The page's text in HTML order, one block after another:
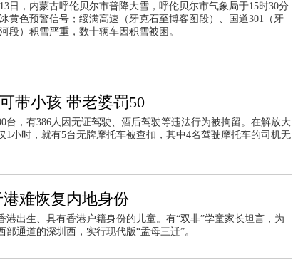
日，内蒙古呼伦贝尔市普降大雪，呼伦贝尔市气象局于15时30分
黄色预警信号；绥满高速（牙克石至博客图段）、国道301（牙
段）积雪严重，数十辆车因积雪被困。
带小孩 带老婆罚50
台，有386人因无证驾驶、酒后驾驶等违法行为被拘留。在解放大
小时，就有5台无牌摩托车被查扣，其中4名驾驶摩托车的司机无
难恢复内地身份
出生、具有香港户籍身份的儿童。有“双非”学童家长坦言，为
通道的深圳西，实行现代版“孟母三迁”。